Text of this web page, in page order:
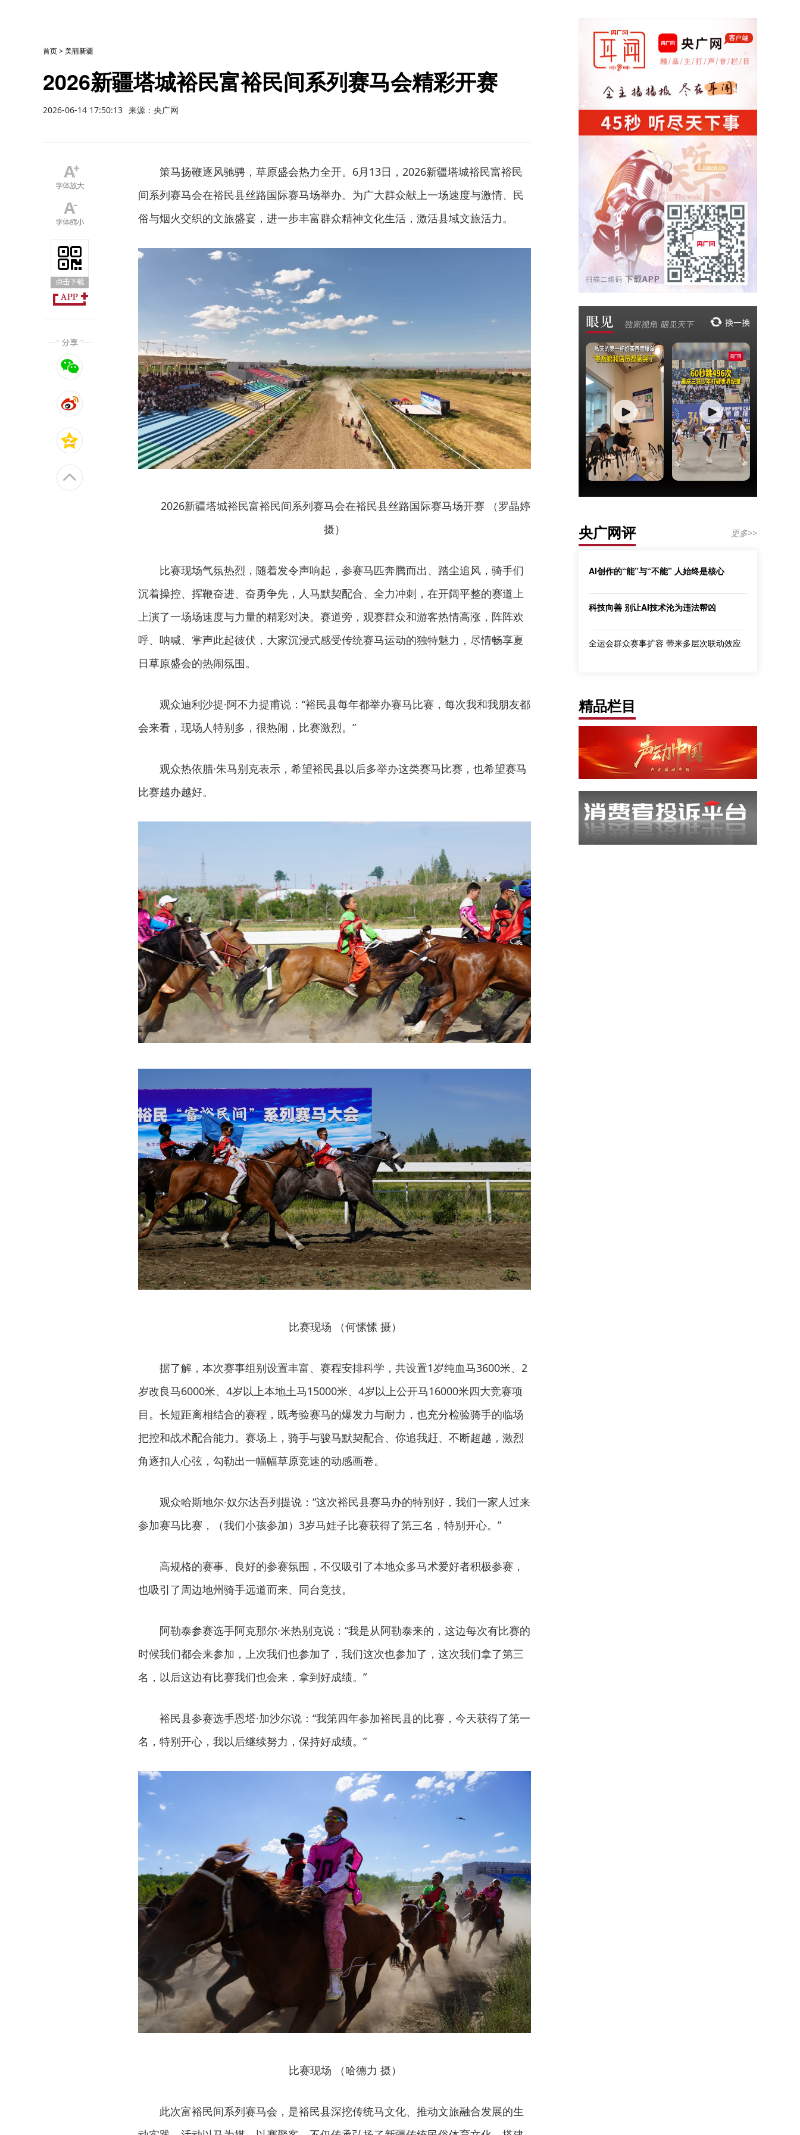
首页>美丽新疆
2026新疆塔城裕民富裕民间系列赛马会精彩开赛
2026-06-14 17:50:13 来源：央广网
策马扬鞭逐风驰骋，草原盛会热力全开。6月13日，2026新疆塔城裕民富裕民
间系列赛马会在裕民县丝路国际赛马场举办。为广大群众献上一场速度与激情、民
俗与烟火交织的文旅盛宴，进一步丰富群众精神文化生活，激活县域文旅活力。
2026新疆塔城裕民富裕民间系列赛马会在裕民县丝路国际赛马场开赛 （罗晶婷
摄）
比赛现场气氛热烈，随着发令声响起，参赛马匹奔腾而出、踏尘追风，骑手们
沉着操控、挥鞭奋进、奋勇争先，人马默契配合、全力冲刺，在开阔平整的赛道上
上演了一场场速度与力量的精彩对决。赛道旁，观赛群众和游客热情高涨，阵阵欢
呼、呐喊、掌声此起彼伏，大家沉浸式感受传统赛马运动的独特魅力，尽情畅享夏
日草原盛会的热闹氛围。
观众迪利沙提·阿不力提甫说：“裕民县每年都举办赛马比赛，每次我和我朋友都
会来看，现场人特别多，很热闹，比赛激烈。”
观众热依腊·朱马别克表示，希望裕民县以后多举办这类赛马比赛，也希望赛马
比赛越办越好。
比赛现场 （何愫愫 摄）
据了解，本次赛事组别设置丰富、赛程安排科学，共设置1岁纯血马3600米、2
岁改良马6000米、4岁以上本地土马15000米、4岁以上公开马16000米四大竞赛项
目。长短距离相结合的赛程，既考验赛马的爆发力与耐力，也充分检验骑手的临场
把控和战术配合能力。赛场上，骑手与骏马默契配合、你追我赶、不断超越，激烈
角逐扣人心弦，勾勒出一幅幅草原竞速的动感画卷。
观众哈斯地尔·奴尔达吾列提说：“这次裕民县赛马办的特别好，我们一家人过来
参加赛马比赛，（我们小孩参加）3岁马娃子比赛获得了第三名，特别开心。”
高规格的赛事、良好的参赛氛围，不仅吸引了本地众多马术爱好者积极参赛，
也吸引了周边地州骑手远道而来、同台竞技。
阿勒泰参赛选手阿克那尔·米热别克说：“我是从阿勒泰来的，这边每次有比赛的
时候我们都会来参加，上次我们也参加了，我们这次也参加了，这次我们拿了第三
名，以后这边有比赛我们也会来，拿到好成绩。”
裕民县参赛选手恩塔·加沙尔说：“我第四年参加裕民县的比赛，今天获得了第一
名，特别开心，我以后继续努力，保持好成绩。”
比赛现场 （哈德力 摄）
此次富裕民间系列赛马会，是裕民县深挖传统马文化、推动文旅融合发展的生
央广网评 更多>>
AI创作的“能”与“不能” 人始终是核心
科技向善 别让AI技术沦为违法帮凶
全运会群众赛事扩容 带来多层次联动效应
精品栏目